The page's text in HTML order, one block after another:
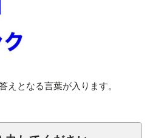
となる言葉が入ります。